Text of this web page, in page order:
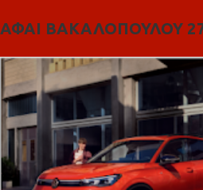
ΑΦΑΙ ΒΑΚΑΛΟΠΟΥΛΟΥ